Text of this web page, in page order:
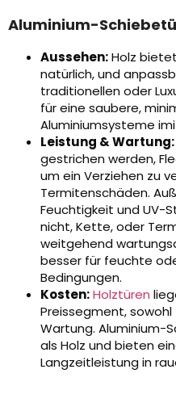
Aluminium-
Aussehen:Holz
natürlich, und
traditionellen oder
für eine saubere,
Aluminiumsysteme
Leistung & Wartung:
gestrichen werden,
um ein Verziehen zu
Termitenschäden.
Feuchtigkeit und UV-
nicht, Kette, oder
weitgehend
besser für feuchte
Bedingungen.
Kosten:Holztüren
Preissegment,
Wartung. Aluminium-
als Holz und bieten
Langzeitleistung in